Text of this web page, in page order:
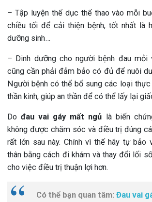
– Tập luyện thể dục thể thao vào mỗi
chiều tối để cải thiện bệnh, tốt nhất là
dưỡng sinh…
– Dinh dưỡng cho người bệnh đau mỏi
cũng cần phải đảm bảo có đủ để nuôi
Người bệnh có thể bổ sung các loại
thần kinh, giúp an thần để có thể lấy lại
Dođau vai gáy mất ngủ là biến
không được chăm sóc và điều trị đúng
rất lớn sau này. Chính vì thế hãy tự bảo
thân bằng cách đi khám và thay đổi lối
cho việc điều trị thuận lợi hơn.
Có thể bạn quan tâm: Đau vai